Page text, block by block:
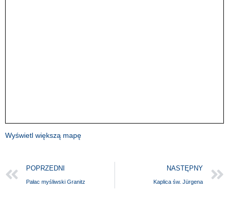
Wyświetl większą mapę
POPRZEDNI
Pałac myśliwski Granitz
NASTĘPNY
Kaplica św. Jürgena